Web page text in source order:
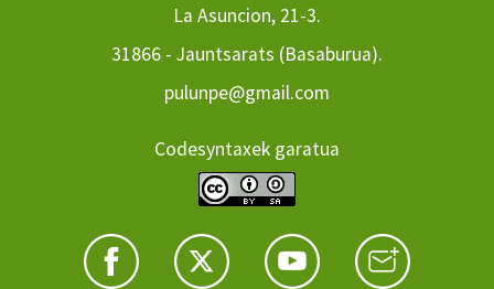
La Asuncion, 21-3.
31866 - Jauntsarats (Basaburua).
pulunpe@gmail.com
Codesyntaxek garatua